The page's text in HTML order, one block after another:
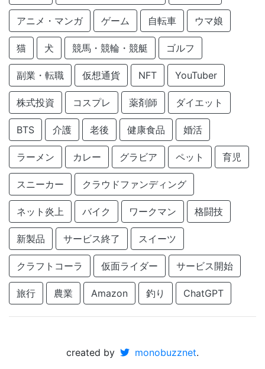
アニメ・マンガ ゲーム 自転車 ウマ娘
猫 犬 競馬・競輪・競艇 ゴルフ
副業・転職 仮想通貨 NFT YouTuber
株式投資 コスプレ 薬剤師 ダイエット
BTS 介護 老後 健康食品 婚活
ラーメン カレー グラビア ペット 育児
スニーカー クラウドファンディング
ネット炎上 バイク ワークマン 格闘技
新製品 サービス終了 スイーツ
クラフトコーラ 仮面ライダー サービス開始
旅行 農業 Amazon 釣り ChatGPT
created by monobuzznet.